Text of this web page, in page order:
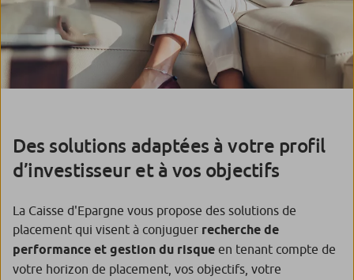
Des solutions adaptées à votre profil
d’investisseur et à vos objectifs
La Caisse d'Epargne vous propose des solutions de
placement qui visent à conjuguer recherche de
performance et gestion du risque en tenant compte de
votre horizon de placement, vos objectifs, votre